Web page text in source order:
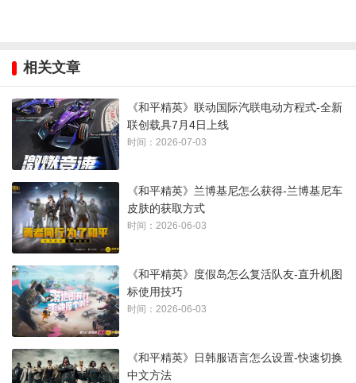
相关文章
《和平精英》联动国际汽联电动方程式-全新
联创载具7月4日上线
时间：2026-07-03
《和平精英》兰博基尼怎么获得-兰博基尼车
皮肤的获取方式
时间：2026-06-03
《和平精英》度假岛怎么复活队友-直升机图
标使用技巧
时间：2026-06-03
《和平精英》日韩服语言怎么设置-快速切换
中文方法